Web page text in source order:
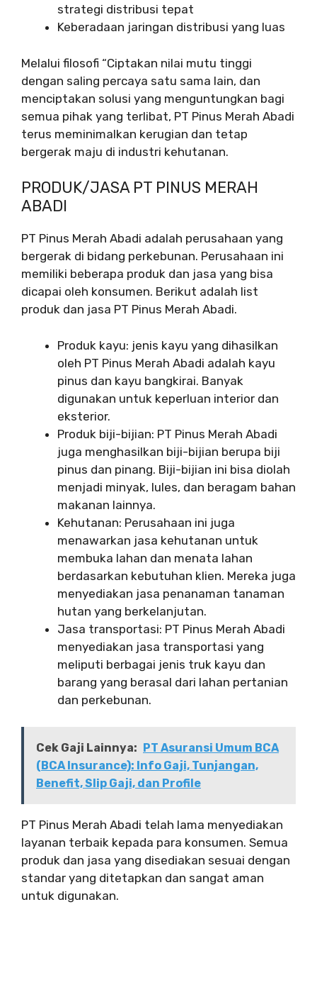
strategi distribusi tepat
Keberadaan jaringan distribusi yang luas
Melalui filosofi “Ciptakan nilai mutu tinggi
dengan saling percaya satu sama lain, dan
menciptakan solusi yang menguntungkan bagi
semua pihak yang terlibat, PT Pinus Merah Abadi
terus meminimalkan kerugian dan tetap
bergerak maju di industri kehutanan.
PRODUK/JASA PT PINUS MERAH
ABADI
PT Pinus Merah Abadi adalah perusahaan yang
bergerak di bidang perkebunan. Perusahaan ini
memiliki beberapa produk dan jasa yang bisa
dicapai oleh konsumen. Berikut adalah list
produk dan jasa PT Pinus Merah Abadi.
Produk kayu: jenis kayu yang dihasilkan
oleh PT Pinus Merah Abadi adalah kayu
pinus dan kayu bangkirai. Banyak
digunakan untuk keperluan interior dan
eksterior.
Produk biji-bijian: PT Pinus Merah Abadi
juga menghasilkan biji-bijian berupa biji
pinus dan pinang. Biji-bijian ini bisa diolah
menjadi minyak, lules, dan beragam bahan
makanan lainnya.
Kehutanan: Perusahaan ini juga
menawarkan jasa kehutanan untuk
membuka lahan dan menata lahan
berdasarkan kebutuhan klien. Mereka juga
menyediakan jasa penanaman tanaman
hutan yang berkelanjutan.
Jasa transportasi: PT Pinus Merah Abadi
menyediakan jasa transportasi yang
meliputi berbagai jenis truk kayu dan
barang yang berasal dari lahan pertanian
dan perkebunan.
Cek Gaji Lainnya:
PT Asuransi Umum BCA
(BCA Insurance): Info Gaji, Tunjangan,
Benefit, Slip Gaji, dan Profile
PT Pinus Merah Abadi telah lama menyediakan
layanan terbaik kepada para konsumen. Semua
produk dan jasa yang disediakan sesuai dengan
standar yang ditetapkan dan sangat aman
untuk digunakan.